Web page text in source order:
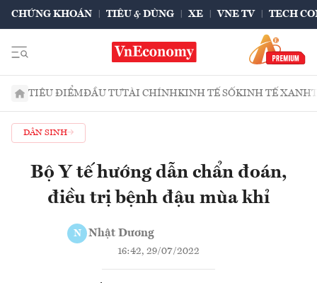
CHỨNG KHOÁN TIÊU & DÙNG XE VNE TV TECH
TIÊU ĐIỂMĐẦU TƯTÀI CHÍNHKINH TẾ SỐKINH TẾ XANH
DÂN SINH
Bộ Y tế hướng dẫn chẩn đoán,
điều trị bệnh đậu mùa khỉ
N Nhật Dương
16:42, 29/07/2022